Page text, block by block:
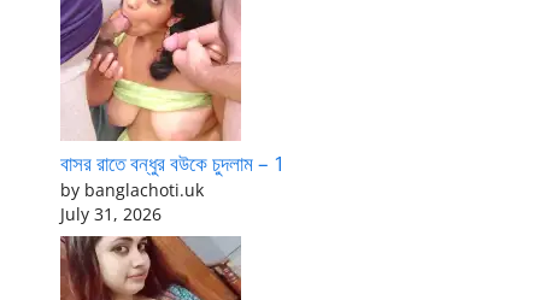
বাসর রাতে বন্ধুর বউকে চুদলাম – 1
by banglachoti.uk
July 31, 2026